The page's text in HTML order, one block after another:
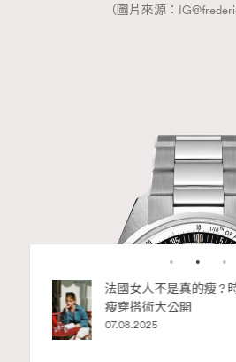
（圖片來源：
別再用酒精消毒皮革！
巧，讓你更愛惜你的手袋
02.06.2025